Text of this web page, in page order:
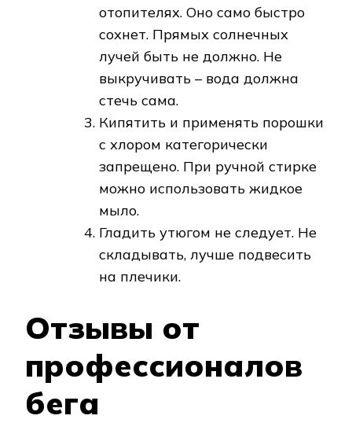
отопителях. Оно само быстро
сохнет. Прямых солнечных
лучей быть не должно. Не
выкручивать – вода должна
стечь сама.
Кипятить и применять порошки
с хлором категорически
запрещено. При ручной стирке
можно использовать жидкое
мыло.
Гладить утюгом не следует. Не
складывать, лучше подвесить
на плечики.
Отзывы от
профессионалов
бега